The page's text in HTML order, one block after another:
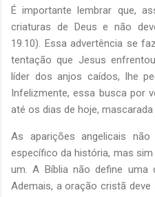
É importante lembrar que,
criaturas de Deus e não
19.10). Essa advertência se
tentação que Jesus
líder dos anjos caídos, lhe
Infelizmente, essa busca por
até os dias de hoje,
As aparições angelicais
específico da história, mas
um. A Bíblia não define uma
Ademais, a oração cristã deve